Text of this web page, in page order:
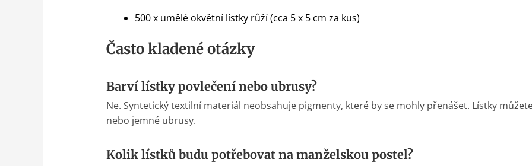
500 x umělé okvětní lístky růží (cca 5 x 5 cm za kus)
Často kladené otázky
Barví lístky povlečení nebo ubrusy?
Ne. Syntetický textilní materiál neobsahuje pigmenty, které by se mohly přenášet. Lístky
nebo jemné ubrusy.
Kolik lístků budu potřebovat na manželskou postel?